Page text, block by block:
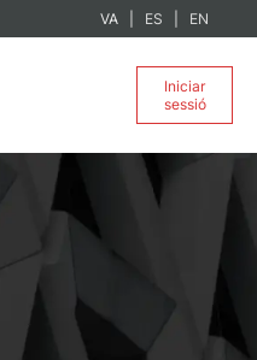
VA ES EN
Iniciar
sessió